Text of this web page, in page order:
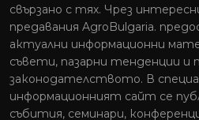
свързано с тях. Чрез
предавания AgroBulgaria.
актуални информационни
съвети, пазарни тенденции и
законодателството. В
информационният сайт се
събития, семинари,